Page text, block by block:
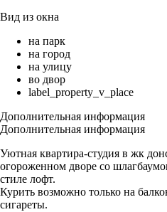
Вид из окна
на парк
на город
на улицу
во двор
label_property_v_place
Дополнительная информация
Дополнительная информация
Уютная квартира-студия в жк
огороженном дворе со
стиле лофт.
Курить возможно только на
сигареты.